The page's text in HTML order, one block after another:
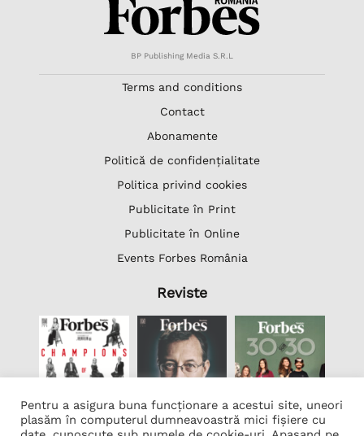
BP Publishing Media S.R.L
Terms and conditions
Contact
Abonamente
Politică de confidențialitate
Politica privind cookies
Publicitate în Print
Publicitate în Online
Events Forbes România
Reviste
Pentru a asigura buna funcționare a acestui site, uneori
plasăm în computerul dumneavoastră mici fișiere cu